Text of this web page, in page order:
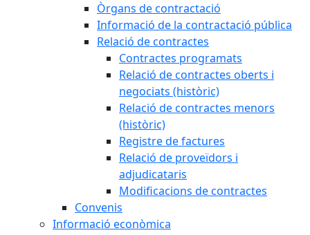
Òrgans de contractació
Informació de la contractació pública
Relació de contractes
Contractes programats
Relació de contractes oberts i
negociats (històric)
Relació de contractes menors
(històric)
Registre de factures
Relació de proveïdors i
adjudicataris
Modificacions de contractes
Convenis
Informació econòmica